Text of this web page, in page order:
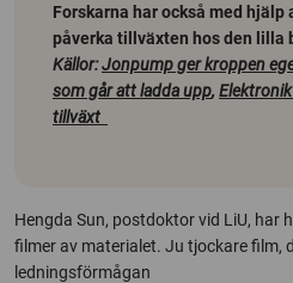
Forskarna har också med hjälp
påverka tillväxten hos den lilla
Källor:Jonpump ger kroppen
som går att ladda upp,
tillväxt
Hengda Sun, postdoktor vid LiU, har
filmer av materialet. Ju tjockare film,
ledningsförmågan